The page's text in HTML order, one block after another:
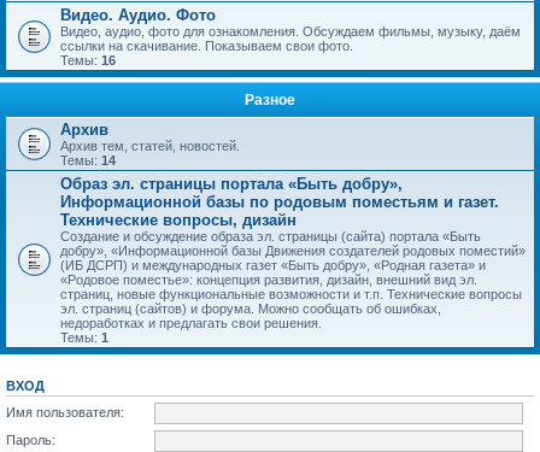
Видео. Аудио. Фото
Видео, аудио, фото для ознакомления. Обсуждаем фильмы, музыку, даём
ссылки на скачивание. Показываем свои фото.
Темы: 16
Разное
Архив
Архив тем, статей, новостей.
Темы: 14
Образ эл. страницы портала «Быть добру»,
Информационной базы по родовым поместьям и газет.
Технические вопросы, дизайн
Создание и обсуждение образа эл. страницы (сайта) портала «Быть
добру», «Информационной базы Движения создателей родовых поместий»
(ИБ ДСРП) и международных газет «Быть добру», «Родная газета» и
«Родовое поместье»: концепция развития, дизайн, внешний вид эл.
страниц, новые функциональные возможности и т.п. Технические вопросы
эл. страниц (сайтов) и форума. Можно сообщать об ошибках,
недоработках и предлагать свои решения.
Темы: 1
ВХОД
Имя пользователя:
Пароль: